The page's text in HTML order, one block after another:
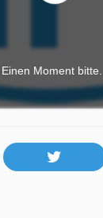
Einen Moment bitte...